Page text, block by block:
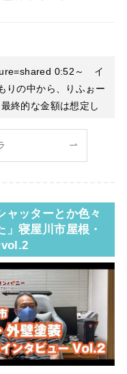
0:52～ イ
の中から、りふぉー
終的な金額は想定し
ャッターとか色々
寝屋川市屋根・
vol.2